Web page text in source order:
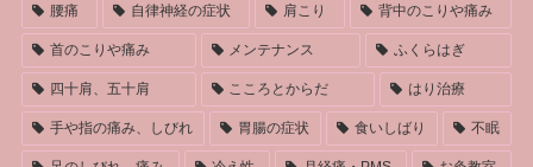
腰痛 自律神経の症状 肩こり 背中のこりや痛み
首のこりや痛み メンテナンス ふくらはぎ
四十肩、五十肩 こころとからだ はり治療
手や指の痛み、しびれ 胃腸の症状 食いしばり 不眠